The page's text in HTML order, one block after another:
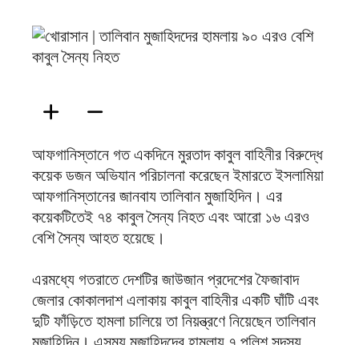
আফগানিস্তানে গত একদিনে মুরতাদ কাবুল বাহিনীর বিরুদ্ধে
কয়েক ডজন অভিযান পরিচালনা করেছেন ইমারতে ইসলামিয়া
আফগানিস্তানের জানবায তালিবান মুজাহিদিন। এর
কয়েকটিতেই ৭৪ কাবুল সৈন্য নিহত এবং আরো ১৬ এরও
বেশি সৈন্য আহত হয়েছে।
এরমধ্যে গতরাতে দেশটির জাউজান প্রদেশের ফৈজাবাদ
জেলার কোকালদাশ এলাকায় কাবুল বাহিনীর একটি ঘাঁটি এবং
দুটি ফাঁড়িতে হামলা চালিয়ে তা নিয়ন্ত্রণে নিয়েছেন তালিবান